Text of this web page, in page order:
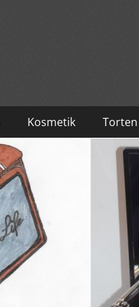
Kosmetik Torten